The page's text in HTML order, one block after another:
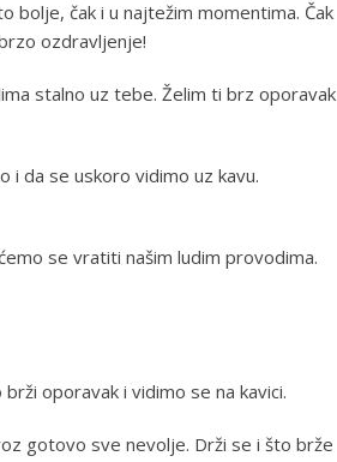
bolje, čak i u najtežim momentima. Čak
ozdravljenje!
stalno uz tebe. Želim ti brz oporavak
i da se uskoro vidimo uz kavu.
se vratiti našim ludim provodima.
oporavak i vidimo se na kavici.
gotovo sve nevolje. Drži se i što brže